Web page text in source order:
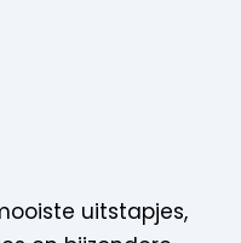
uitstapjes,